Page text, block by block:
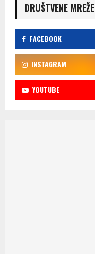
DRUŠTVENE MREŽE
FACEBOOK
INSTAGRAM
YOUTUBE